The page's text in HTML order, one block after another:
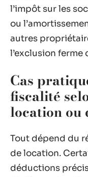
l’impôt sur les
ou
autres
l’exclusion ferme
Cas
fiscalité
location ou
Tout dépend du
de location.
déductions